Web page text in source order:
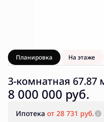
Планировка На этаже
3-комнатная 67.87
8 000 000 руб.
Ипотека от 28 731 руб.